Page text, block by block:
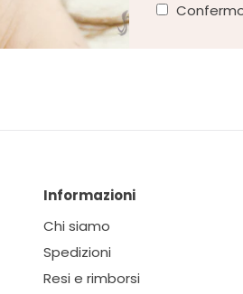
Informazioni
Chi siamo
Spedizioni
Resi e rimborsi